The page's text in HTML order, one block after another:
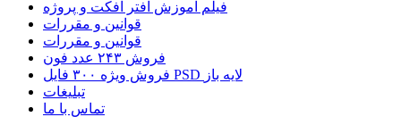
فیلم آموزش افتر افکت و پروژه
قوانین و مقررات
قوانین و مقررات
فروش ۲۴۳ عدد فون
فروش ویژه ۳۰۰ فایل PSD لایه باز
تبلیغات
تماس با ما